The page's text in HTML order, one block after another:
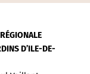
D’ILE-DE-